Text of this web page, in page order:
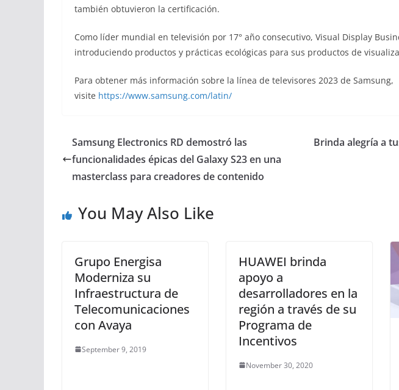
también obtuvieron la certificación.
Como líder mundial en televisión por 17° año consecutivo, Visual Display
introduciendo productos y prácticas ecológicas para sus productos de
Para obtener más información sobre la línea de televisores 2023 de Samsung,
visite https://www.samsung.com/latin/
Samsung Electronics RD demostró las
funcionalidades épicas del Galaxy S23 en una
masterclass para creadores de contenido
Brinda alegría a
You May Also Like
Grupo Energisa
Moderniza su
Infraestructura de
Telecomunicaciones
con Avaya
September 9, 2019
HUAWEI brinda
apoyo a
desarrolladores en la
región a través de su
Programa de
Incentivos
November 30, 2020